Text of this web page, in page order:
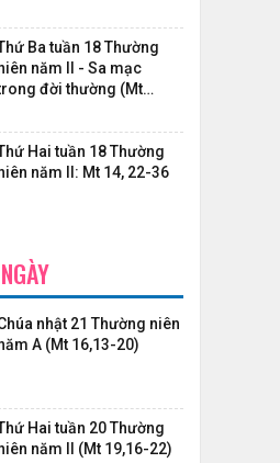
Ba tuần 18 Thường
năm II - Sa mạc
đời thường (Mt
Hai tuần 18 Thường
năm II: Mt 14, 22-36
nhật 21 Thường niên
A (Mt 16,13-20)
Hai tuần 20 Thường
năm II (Mt 19,16-22)